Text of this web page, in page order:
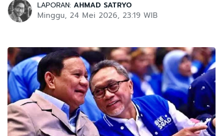
LAPORAN: AHMAD SATRYO
Minggu, 24 Mei 2026, 23:19 WIB